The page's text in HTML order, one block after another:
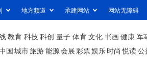
地方频道 承建网站 网站无障碍
教育 科技科创 量子 体育文化 书画健康 军
国城市旅游能源会展彩票娱乐时尚 悦读公